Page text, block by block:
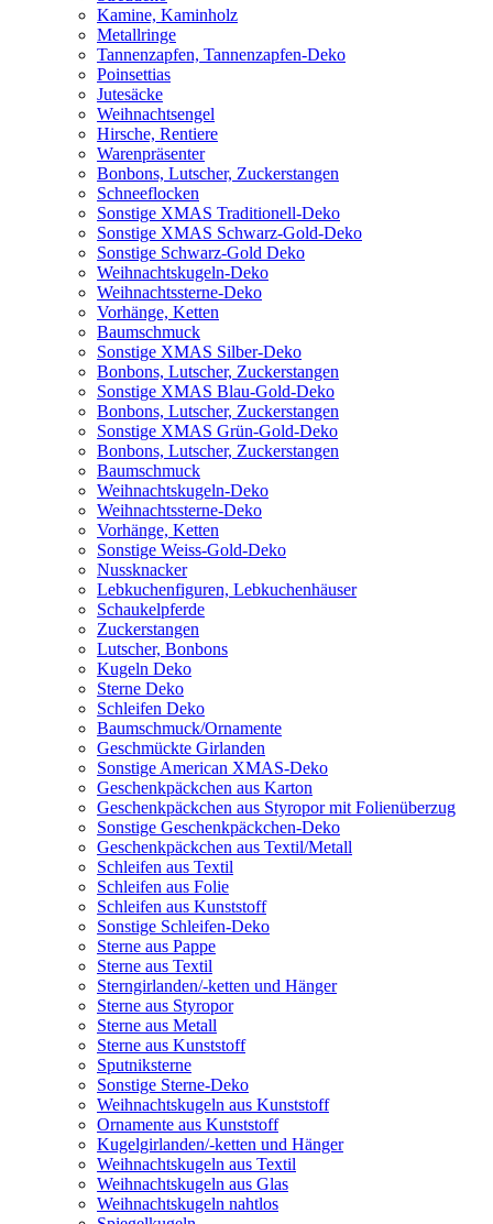
Kamine, Kaminholz
Metallringe
Tannenzapfen, Tannenzapfen-Deko
Poinsettias
Jutesäcke
Weihnachtsengel
Hirsche, Rentiere
Warenpräsenter
Bonbons, Lutscher, Zuckerstangen
Schneeflocken
Sonstige XMAS Traditionell-Deko
Sonstige XMAS Schwarz-Gold-Deko
Sonstige Schwarz-Gold Deko
Weihnachtskugeln-Deko
Weihnachtssterne-Deko
Vorhänge, Ketten
Baumschmuck
Sonstige XMAS Silber-Deko
Bonbons, Lutscher, Zuckerstangen
Sonstige XMAS Blau-Gold-Deko
Bonbons, Lutscher, Zuckerstangen
Sonstige XMAS Grün-Gold-Deko
Bonbons, Lutscher, Zuckerstangen
Baumschmuck
Weihnachtskugeln-Deko
Weihnachtssterne-Deko
Vorhänge, Ketten
Sonstige Weiss-Gold-Deko
Nussknacker
Lebkuchenfiguren, Lebkuchenhäuser
Schaukelpferde
Zuckerstangen
Lutscher, Bonbons
Kugeln Deko
Sterne Deko
Schleifen Deko
Baumschmuck/Ornamente
Geschmückte Girlanden
Sonstige American XMAS-Deko
Geschenkpäckchen aus Karton
Geschenkpäckchen aus Styropor mit Folienüberzug
Sonstige Geschenkpäckchen-Deko
Geschenkpäckchen aus Textil/Metall
Schleifen aus Textil
Schleifen aus Folie
Schleifen aus Kunststoff
Sonstige Schleifen-Deko
Sterne aus Pappe
Sterne aus Textil
Sterngirlanden/-ketten und Hänger
Sterne aus Styropor
Sterne aus Metall
Sterne aus Kunststoff
Sputniksterne
Sonstige Sterne-Deko
Weihnachtskugeln aus Kunststoff
Ornamente aus Kunststoff
Kugelgirlanden/-ketten und Hänger
Weihnachtskugeln aus Textil
Weihnachtskugeln aus Glas
Weihnachtskugeln nahtlos